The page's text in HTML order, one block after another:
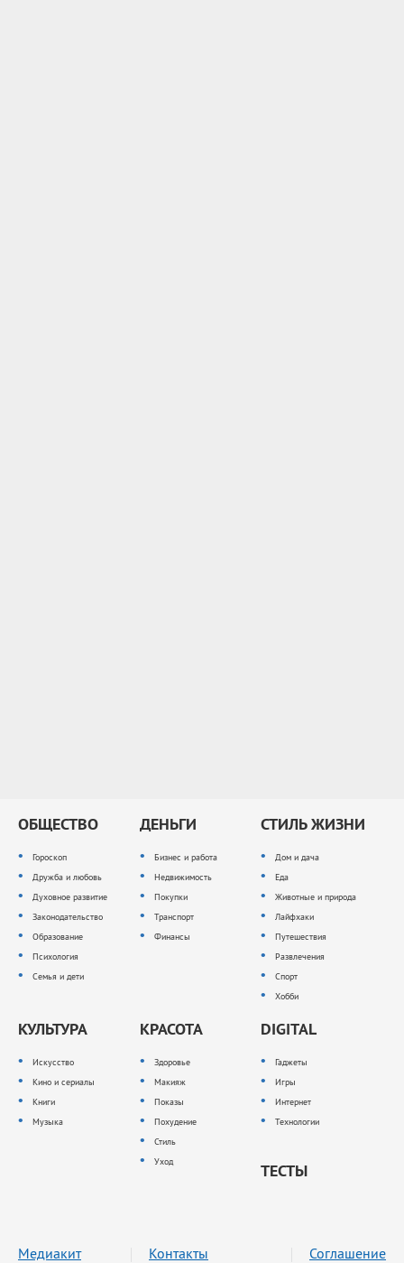
ОБЩЕСТВО
Гороскоп
Дружба и любовь
Духовное развитие
Законодательство
Образование
Психология
Семья и дети
ДЕНЬГИ
Бизнес и работа
Недвижимость
Покупки
Транспорт
Финансы
СТИЛЬ ЖИЗНИ
Дом и дача
Еда
Животные и природа
Лайфхаки
Путешествия
Развлечения
Спорт
Хобби
КУЛЬТУРА
Искусство
Кино и сериалы
Книги
Музыка
КРАСОТА
Здоровье
Макияж
Показы
Похудение
Стиль
Уход
DIGITAL
Гаджеты
Игры
Интернет
Технологии
ТЕСТЫ
Медиакит Контакты Соглашение